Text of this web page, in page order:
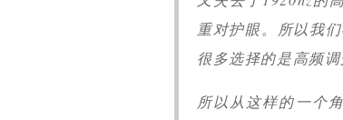
重对护眼。所以我
很多选择的是高频
所以从这样的一个